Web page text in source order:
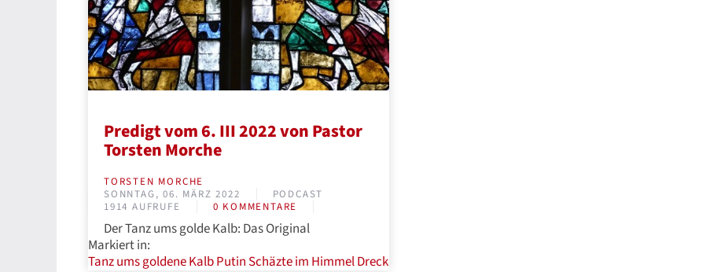
Predigt vom 6. III 2022 von Pastor
Torsten Morche
TORSTEN MORCHE
SONNTAG, 06. MÄRZ 2022
PODCAST
1914 AUFRUFE
0 KOMMENTARE
Der Tanz ums golde Kalb: Das Original
Markiert in:
Tanz ums goldene KalbPutin Schäzte im HimmelDreck